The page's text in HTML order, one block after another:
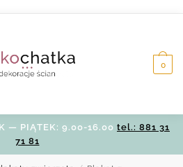
0
— PIĄTEK: 9.00-16.00 tel.: 881 31
71 81